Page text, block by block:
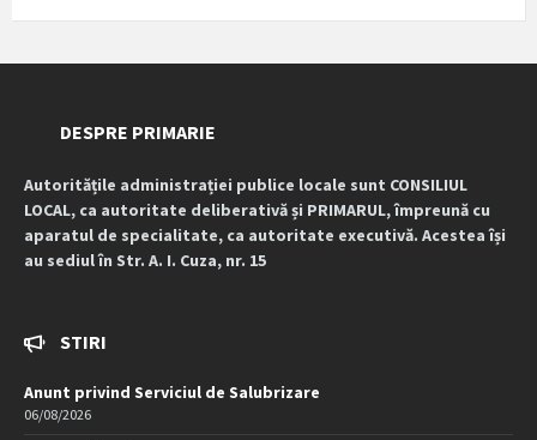
DESPRE PRIMARIE
Autoritățile administrației publice locale sunt CONSILIUL
LOCAL, ca autoritate deliberativă și PRIMARUL, împreună cu
aparatul de specialitate, ca autoritate executivă. Acestea își
au sediul în Str. A. I. Cuza, nr. 15
STIRI
Anunt privind Serviciul de Salubrizare
06/08/2026